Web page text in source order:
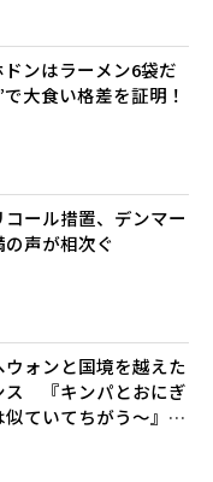
ンはラーメン6袋だ
大食い格差を証明！
コール措置、デンマー
声が相次ぐ
ォンと国境を越えた
ス 『キンパとおにぎ
ていてちがう～』で